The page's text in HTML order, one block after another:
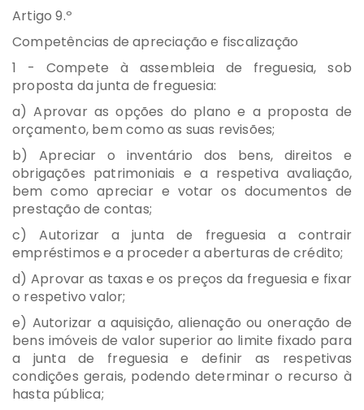
Artigo 9.º
Competências de apreciação e fiscalização
1 - Compete à assembleia de freguesia, sob
proposta da junta de freguesia:
a) Aprovar as opções do plano e a proposta de
orçamento, bem como as suas revisões;
b) Apreciar o inventário dos bens, direitos e
obrigações patrimoniais e a respetiva avaliação,
bem como apreciar e votar os documentos de
prestação de contas;
c) Autorizar a junta de freguesia a contrair
empréstimos e a proceder a aberturas de crédito;
d) Aprovar as taxas e os preços da freguesia e fixar
o respetivo valor;
e) Autorizar a aquisição, alienação ou oneração de
bens imóveis de valor superior ao limite fixado para
a junta de freguesia e definir as respetivas
condições gerais, podendo determinar o recurso à
hasta pública;